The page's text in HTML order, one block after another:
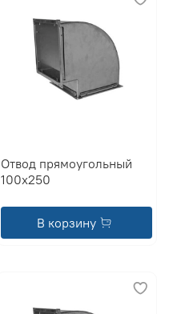
Отвод прямоугольный
100x250
В корзину